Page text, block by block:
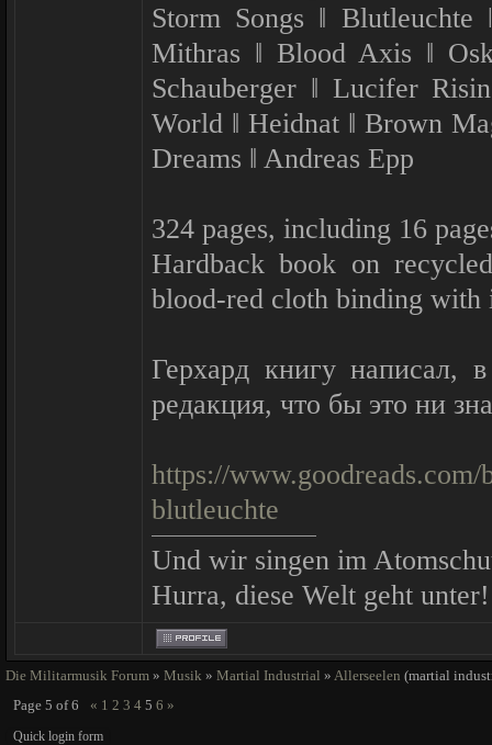
Storm Songs ‖
Mithras ‖ Blood Axis ‖
Schauberger ‖ Lucifer
World ‖ Heidnat ‖ Brown
Dreams ‖ Andreas Epp
324 pages, including 16
Hardback book on
blood-red cloth binding with
Герхард книгу написал,
редакция, что бы это ни
https://
blutleuchte
Und wir singen im
Hurra, diese Welt geht unter!
Die Militarmusik Forum » Musik » Martial Industrial » Allerseelen (martial
Page 5 of6 « 1 2 3 4 5 6 »